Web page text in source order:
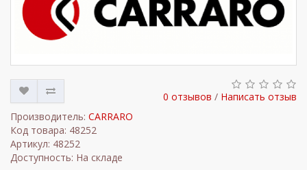
0 отзывов / Написать отзыв
Производитель: CARRARO
Код товара: 48252
Артикул: 48252
Доступность: На складе